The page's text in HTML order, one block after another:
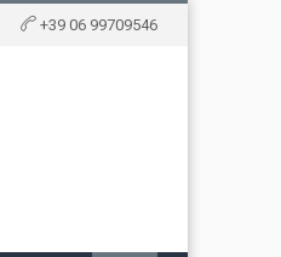
+39 06 99709546